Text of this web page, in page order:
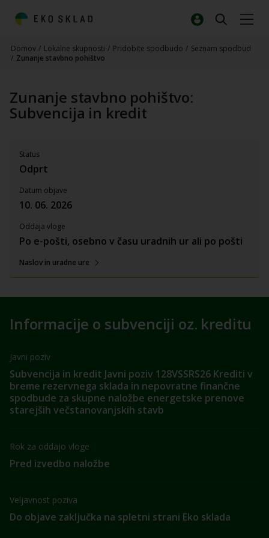
Domov / Lokalne skupnosti / Pridobite spodbudo / Seznam spodbud
/ Zunanje stavbno pohištvo
Zunanje stavbno pohištvo:
Subvencija in kredit
Informacije o subvenciji oz. kreditu
Javni poziv
Subvencija in kredit Javni poziv 128VSSRS26 Krediti v
breme rezervnega sklada in nepovratne finančne
spodbude za skupne naložbe energetske prenove
starejših večstanovanjskih stavb
Rok za oddajo vloge
Pred izvedbo naložbe
Veljavnost poziva
Do objave zaključka na spletni strani Eko sklada
Status
Odprt
Datum objave
10. 06. 2026
Oddaja vloge
Po e-pošti, osebno v času uradnih ur ali po pošti
Naslov in uradne ure